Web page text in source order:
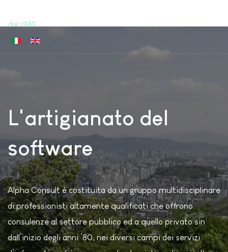
dal 1983
Seleziona la tua lingua
L'artigianato del
software
Alpha Consult è costituita da un gruppo multidisciplinare
di professionisti altamente qualificati che offrono
consulenze al settore pubblico ed a quello privato sin
dall’inizio degli anni ’80, nei diversi campi dei servizi